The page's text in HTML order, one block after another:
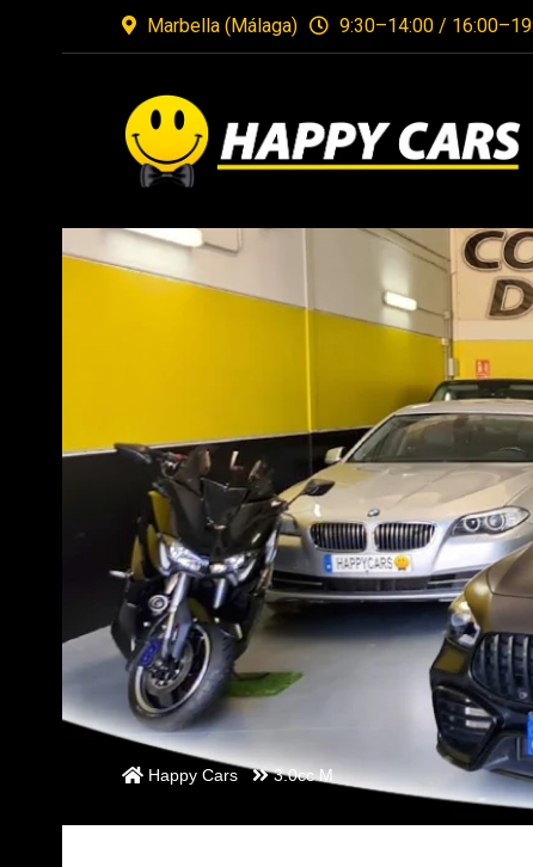
Marbella (Málaga) 9:30–14:00 /
Happy Cars 3.0cc M